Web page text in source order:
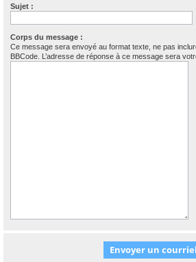
Sujet :
Corps du message :
Ce message sera envoyé au format texte, ne pas
BBCode. L’adresse de réponse à ce message sera